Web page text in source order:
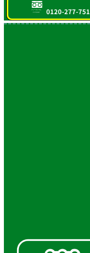
フリーダイヤル
スマホOK!! 0120-277-751